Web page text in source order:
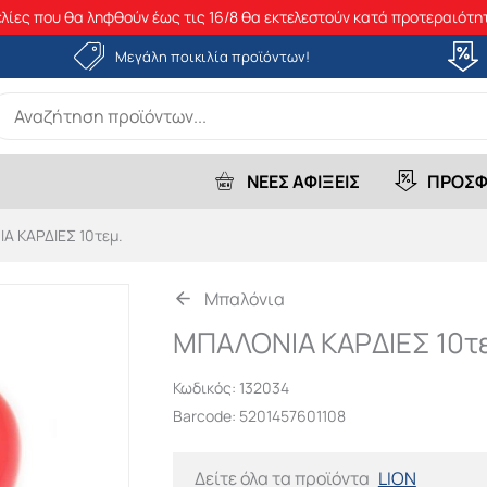
που θα ληφθούν έως τις 16/8 θα εκτελεστούν κατά
Μεγάλη ποικιλία προϊόντων!
ΝΕΕΣ ΑΦΙΞΕΙΣ
ΚΑΡΔΙΕΣ 10τεμ.
Μπαλόνια
ΜΠΑΛΟΝΙΑ ΚΑΡΔΙΕΣ
Κωδικός: 132034
Barcode: 5201457601108
Δείτε όλα τα προϊόντα LION